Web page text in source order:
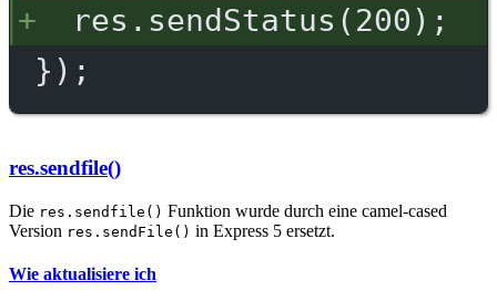
res.sendStatus(200);
});
res.sendfile()
Die res.sendfile() Funktion wurde durch eine camel-cased
Version res.sendFile() in Express 5 ersetzt.
Wie aktualisiere ich